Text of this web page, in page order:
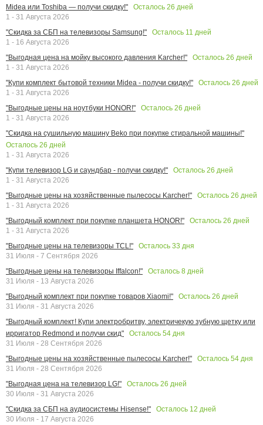
Midea или Toshiba — получи скидку!"
Осталось 26 дней
1 - 31 Августа 2026
"Скидка за СБП на телевизоры Samsung!"
Осталось 11 дней
1 - 16 Августа 2026
"Выгодная цена на мойку высокого давления Karcher!"
Осталось 26 дней
1 - 31 Августа 2026
"Купи комплект бытовой техники Midea - получи скидку!"
Осталось 26 дней
1 - 31 Августа 2026
"Выгодные цены на ноутбуки HONOR!"
Осталось 26 дней
1 - 31 Августа 2026
"Скидка на сушильную машину Beko при покупке стиральной машины!"
Осталось 26 дней
1 - 31 Августа 2026
"Купи телевизор LG и саундбар - получи скидку!"
Осталось 26 дней
1 - 31 Августа 2026
"Выгодные цены на хозяйственные пылесосы Karcher!"
Осталось 26 дней
1 - 31 Августа 2026
"Выгодный комплект при покупке планшета HONOR!"
Осталось 26 дней
1 - 31 Августа 2026
"Выгодные цены на телевизоры TCL!"
Осталось 33 дня
31 Июля - 7 Сентября 2026
"Выгодные цены на телевизоры Iffalcon!"
Осталось 8 дней
31 Июля - 13 Августа 2026
"Выгодный комплект при покупке товаров Xiaomi!"
Осталось 26 дней
31 Июля - 31 Августа 2026
"Выгодный комплект! Купи электробритву, электричекую зубную щетку или
ирригатор Redmond и получи скид"
Осталось 54 дня
31 Июля - 28 Сентября 2026
"Выгодные цены на хозяйственные пылесосы Karcher!"
Осталось 54 дня
31 Июля - 28 Сентября 2026
"Выгодная цена на телевизор LG!"
Осталось 26 дней
30 Июля - 31 Августа 2026
"Скидка за СБП на аудиосистемы Hisense!"
Осталось 12 дней
30 Июля - 17 Августа 2026